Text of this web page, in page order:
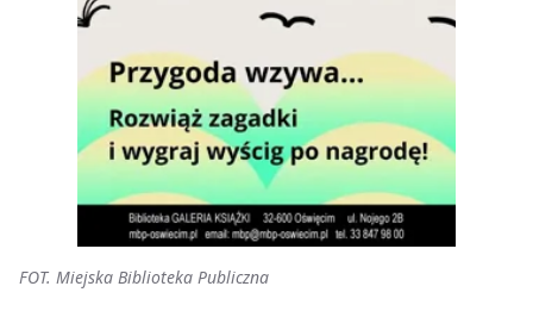
FOT. Miejska Biblioteka Publiczna